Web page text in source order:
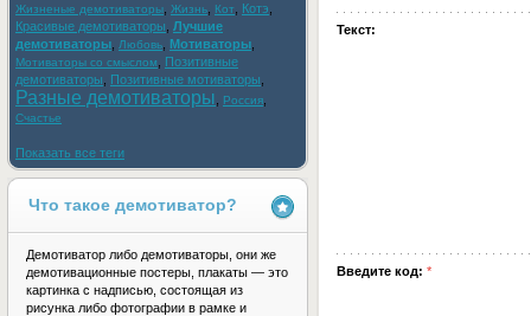
Текст:
Введите код: *
Жизненые демотиваторы Жизнь Кот Котэ
Красивые демотиваторы Лучшие
демотиваторы
Любовь Мотиваторы
Мотиваторы со смыслом
Позитивные
демотиваторы
Позитивные мотиваторы
Разные демотиваторы Россия
Счастье
Показать все теги
Что такое демотиватор?
Демотиватор либо демотиваторы, они же
демотивационные постеры, плакаты — это
картинка с надписью, состоящая из
рисунка либо фотографии в рамке и